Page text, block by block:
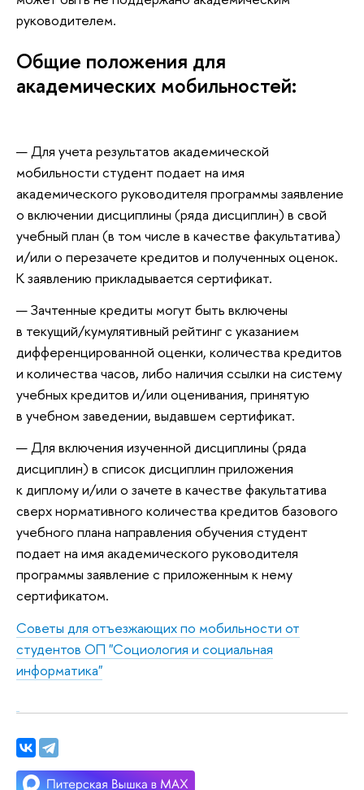
руководителем.
Общие положения для
академических мобильностей:
Для учета результатов академической
мобильности студент подает на имя
академического руководителя программы заявление
о включении дисциплины (ряда дисциплин) в свой
учебный план (в том числе в качестве факультатива)
и/или о перезачете кредитов и полученных оценок.
К заявлению прикладывается сертификат.
Зачтенные кредиты могут быть включены
в текущий/кумулятивный рейтинг с указанием
дифференцированной оценки, количества кредитов
и количества часов, либо наличия ссылки на систему
учебных кредитов и/или оценивания, принятую
в учебном заведении, выдавшем сертификат.
Для включения изученной дисциплины (ряда
дисциплин) в список дисциплин приложения
к диплому и/или о зачете в качестве факультатива
сверх нормативного количества кредитов базового
учебного плана направления обучения студент
подает на имя академического руководителя
программы заявление с приложенным к нему
сертификатом.
Советы для отъезжающих по мобильности от
студентов ОП "Социология и социальная
информатика"